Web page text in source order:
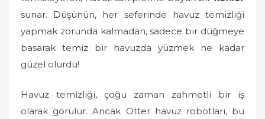
sunar. Düşünün, her seferinde havuz temizliği
yapmak zorunda kalmadan, sadece bir düğmeye
basarak temiz bir havuzda yüzmek ne kadar
güzel olurdu!
Havuz temizliği, çoğu zaman zahmetli bir iş
olarak görülür. Ancak Otter havuz robotları, bu